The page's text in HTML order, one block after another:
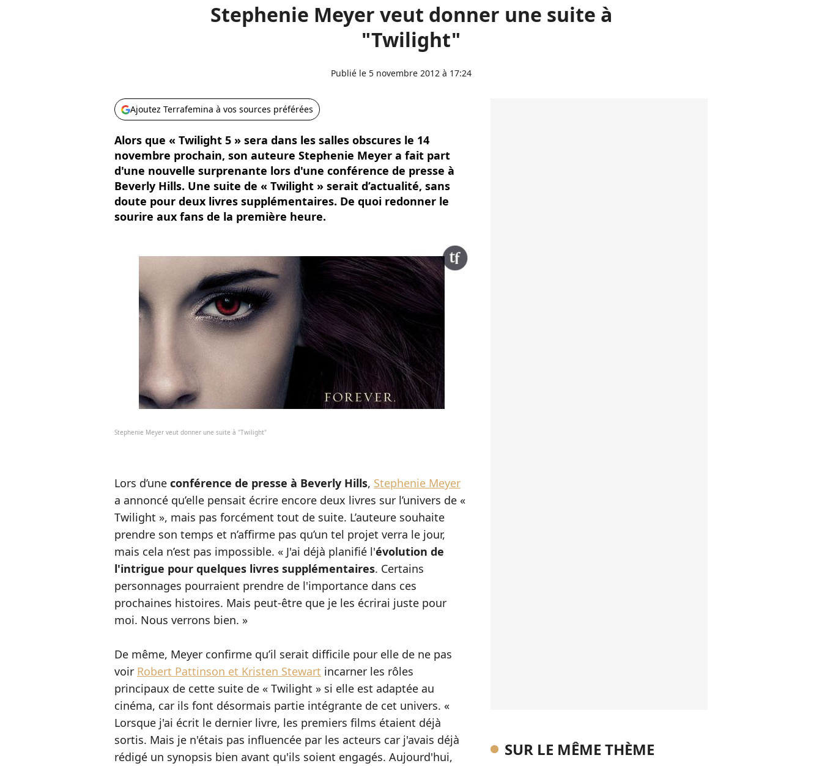
Stephenie Meyer veut donner une suite à
"Twilight"
Publié le 5 novembre 2012 à 17:24
Ajoutez Terrafemina à vos sources préférées
Alors que « Twilight 5 » sera dans les salles obscures le 14
novembre prochain, son auteure Stephenie Meyer a fait part
d'une nouvelle surprenante lors d'une conférence de presse à
Beverly Hills. Une suite de « Twilight » serait d’actualité, sans
doute pour deux livres supplémentaires. De quoi redonner le
sourire aux fans de la première heure.
Stephenie Meyer veut donner une suite à "Twilight"
Lors d’une conférence de presse à Beverly Hills, Stephenie Meyer
a annoncé qu’elle pensait écrire encore deux livres sur l’univers de «
Twilight », mais pas forcément tout de suite. L’auteure souhaite
prendre son temps et n’affirme pas qu’un tel projet verra le jour,
mais cela n’est pas impossible. « J'ai déjà planifié l'évolution de
l'intrigue pour quelques livres supplémentaires. Certains
personnages pourraient prendre de l'importance dans ces
prochaines histoires. Mais peut-être que je les écrirai juste pour
moi. Nous verrons bien. »
De même, Meyer confirme qu’il serait difficile pour elle de ne pas
voir Robert Pattinson et Kristen Stewart incarner les rôles
principaux de cette suite de « Twilight » si elle est adaptée au
cinéma, car ils font désormais partie intégrante de cet univers. «
Lorsque j'ai écrit le dernier livre, les premiers films étaient déjà
sortis. Mais je n'étais pas influencée par les acteurs car j'avais déjà
rédigé un synopsis bien avant qu'ils soient engagés. Aujourd'hui,
SUR LE MÊME THÈME